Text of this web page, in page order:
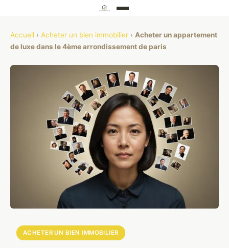
Accueil › Acheter un bien immobilier › Acheter un appartement
de luxe dans le 4ème arrondissement de paris
ACHETER UN BIEN IMMOBILIER